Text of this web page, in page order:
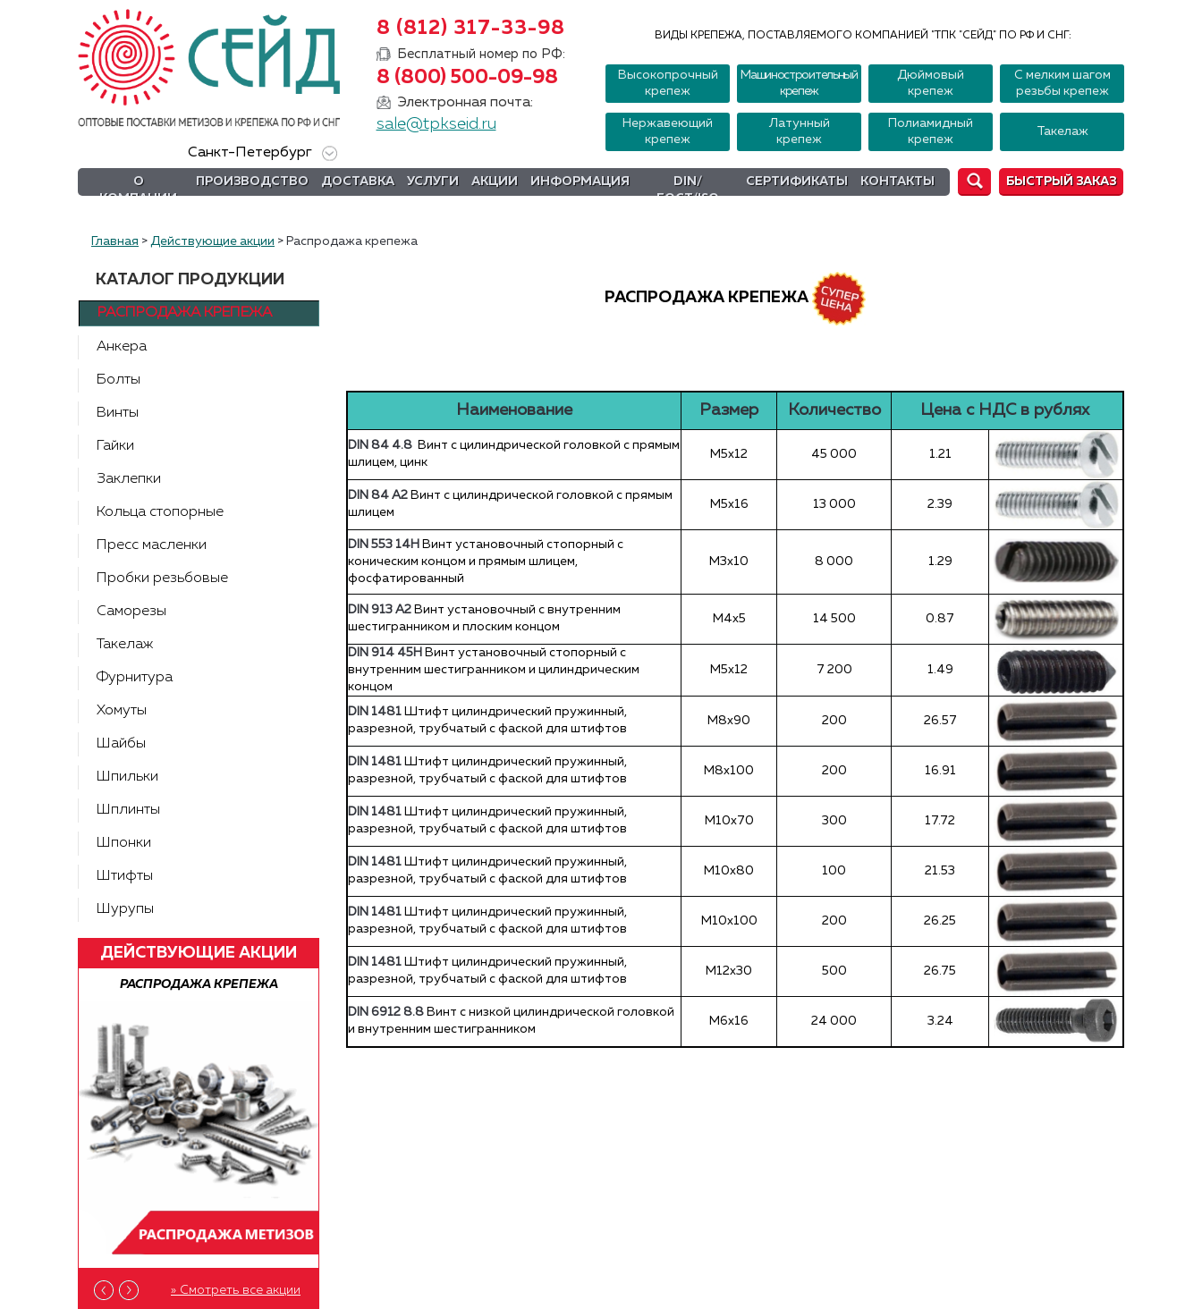
Санкт-Петербург
8 (812) 317-33-98
Бесплатный номер по РФ:
8 (800) 500-09-98
Электронная почта:
sale@tpkseid.ru
ВИДЫ КРЕПЕЖА, ПОСТАВЛЯЕМОГО КОМПАНИЕЙ "ТПК "СЕЙД" ПО РФ И СНГ:
Высокопрочный
крепеж
Машиностроительный
крепеж
Дюймовый
крепеж
С мелким шагом
резьбы крепеж
Нержавеющий
крепеж
Латунный
крепеж
Полиамидный
крепеж
Такелаж
О
КОМПАНИИ
ПРОИЗВОДСТВО ДОСТАВКА УСЛУГИ АКЦИИ ИНФОРМАЦИЯ
DIN/
ГОСТ/ISO
СЕРТИФИКАТЫ КОНТАКТЫ БЫСТРЫЙ ЗАКАЗ
компании
Производство
Доставка
Информация
ГОСТ/ISO
Сертификаты
Контакты
Главная > Действующие акции > Распродажа крепежа
РАСПРОДАЖА КРЕПЕЖА
Наименование Размер Количество Цена с НДС в рублях
DIN 84 4.8 Винт с цилиндрической головкой с прямым
шлицем, цинк
М5х12 45 000 1.21
DIN 84 А2 Винт с цилиндрической головкой с прямым
шлицем
М5х16 13 000 2.39
DIN 553 14Н Винт установочный стопорный с
коническим концом и прямым шлицем,
фосфатированный
М3х10 8 000 1.29
DIN 913 А2 Винт установочный с внутренним
шестигранником и плоским концом
М4х5 14 500 0.87
DIN 914 45H Винт установочный стопорный с
внутренним шестигранником и цилиндрическим
концом
М5х12 7 200 1.49
DIN 1481 Штифт цилиндрический пружинный,
разрезной, трубчатый с фаской для штифтов
М8х90 200 26.57
DIN 1481 Штифт цилиндрический пружинный,
разрезной, трубчатый с фаской для штифтов
М8х100 200 16.91
DIN 1481 Штифт цилиндрический пружинный,
разрезной, трубчатый с фаской для штифтов
М10х70 300 17.72
DIN 1481 Штифт цилиндрический пружинный,
разрезной, трубчатый с фаской для штифтов
М10х80 100 21.53
DIN 1481 Штифт цилиндрический пружинный,
разрезной, трубчатый с фаской для штифтов
М10х100 200 26.25
DIN 1481 Штифт цилиндрический пружинный,
разрезной, трубчатый с фаской для штифтов
М12х30 500 26.75
DIN 6912 8.8 Винт с низкой цилиндрической головкой
и внутренним шестигранником
М6х16 24 000 3.24
КАТАЛОГ ПРОДУКЦИИ
РАСПРОДАЖА КРЕПЕЖА
Анкера
Болты
Винты
Гайки
Заклепки
Кольца стопорные
Пресс масленки
Пробки резьбовые
Саморезы
Такелаж
Фурнитура
Хомуты
Шайбы
Шпильки
Шплинты
Шпонки
Штифты
Шурупы
ДЕЙСТВУЮЩИЕ АКЦИИ
РАСПРОДАЖА КРЕПЕЖА БЕСПЛАТНАЯ ДОСТАВКА ПО РФ! РАСПРОДАЖА КРЕПЕЖА
» Смотреть все акции